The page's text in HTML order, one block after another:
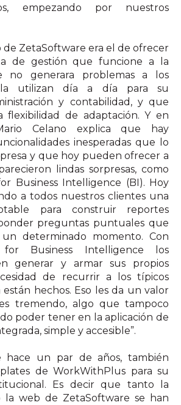
empezando por nuestros
de ZetaSoftware era el de ofrecer
de gestión que funcione a la
no generara problemas a los
la utilizan día a día para su
y contabilidad, y que
flexibilidad de adaptación. Y en
Celano explica que hay
inesperadas que lo
y que hoy pueden ofrecer a
lindas sorpresas, como
Business Intelligence (BI). Hoy
a todos nuestros clientes una
para construir reportes
preguntas puntuales que
determinado momento. Con
for Business Intelligence los
generar y armar sus propios
de recurrir a los típicos
hechos. Eso les da un valor
tremendo, algo que tampoco
poder tener en la aplicación de
simple y accesible”.
hace un par de años, también
de WorkWithPlus para su
Es decir que tanto la
la web de ZetaSoftware se han